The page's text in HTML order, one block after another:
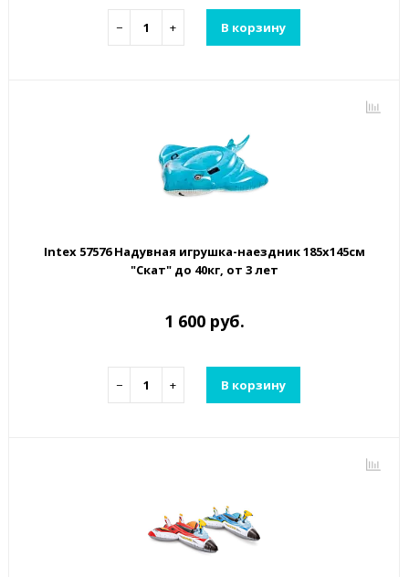
− + В корзину
Intex 57576 Надувная игрушка-наездник 185х145см
"Скат" до 40кг, от 3 лет
1 600 руб.
− + В корзину